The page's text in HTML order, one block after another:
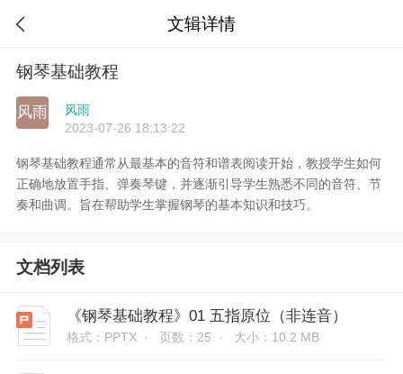
 文辑详情
钢琴基础教程
风雨
风雨
2023-07-26 18:13:22
钢琴基础教程通常从最基本的音符和谱表阅读开始，教授学生如何
正确地放置手指、弹奏琴键，并逐渐引导学生熟悉不同的音符、节
奏和曲调。旨在帮助学生掌握钢琴的基本知识和技巧。
文档列表
《钢琴基础教程》01 五指原位（非连音）
格式：PPTX · 页数：25 · 大小：10.2 MB